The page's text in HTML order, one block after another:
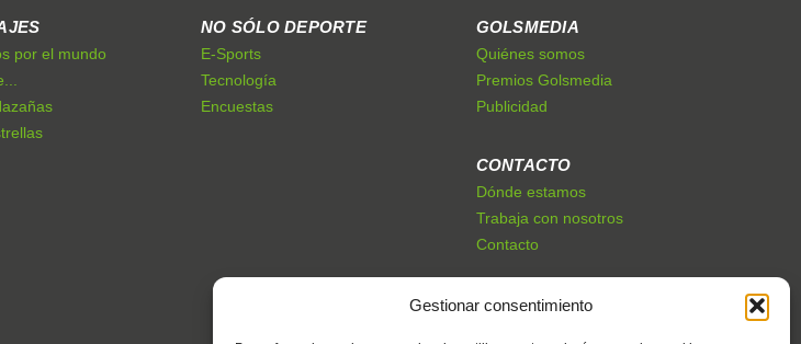
Gestionar consentimiento
por el mundo
NO SÓLO DEPORTE
E-Sports
Tecnología
Encuestas
GOLSMEDIA
Quiénes somos
Premios Golsmedia
Publicidad
CONTACTO
Dónde estamos
Trabaja con nosotros
Contacto